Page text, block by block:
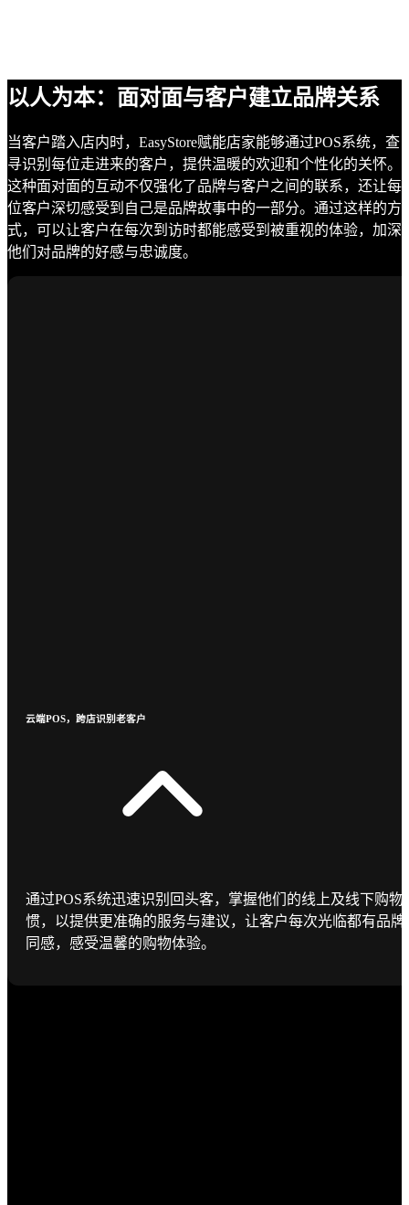
以人为本：面对面与客户建立品牌关系
当客户踏入店内时，EasyStore赋能店家能够通过POS系统，查
寻识别每位走进来的客户，提供温暖的欢迎和个性化的关怀。
这种面对面的互动不仅强化了品牌与客户之间的联系，还让每
位客户深切感受到自己是品牌故事中的一部分。通过这样的方
式，可以让客户在每次到访时都能感受到被重视的体验，加深
他们对品牌的好感与忠诚度。
云端POS，跨店识别老客户
通过POS系统迅速识别回头客，掌握他们的线上及线下购物
惯，以提供更准确的服务与建议，让客户每次光临都有品牌
同感，感受温馨的购物体验。